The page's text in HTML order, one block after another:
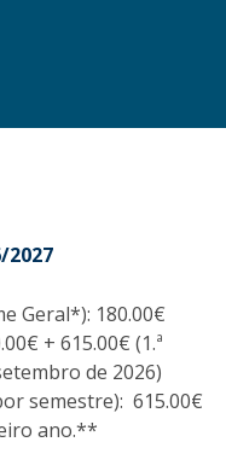
2027
Geral*): 180.00€
+ 615.00€ (1.ª
de 2026)
semestre): 615.00€
ano.**